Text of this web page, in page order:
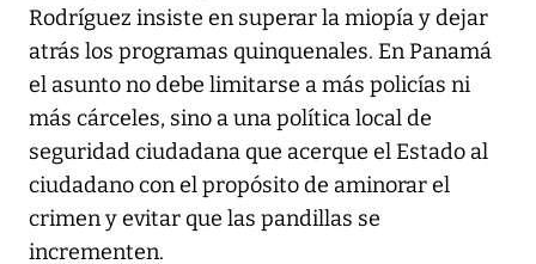
Rodríguez insiste en superar la miopía y dejar
atrás los programas quinquenales. En Panamá
el asunto no debe limitarse a más policías ni
más cárceles, sino a una política local de
seguridad ciudadana que acerque el Estado al
ciudadano con el propósito de aminorar el
crimen y evitar que las pandillas se
incrementen.